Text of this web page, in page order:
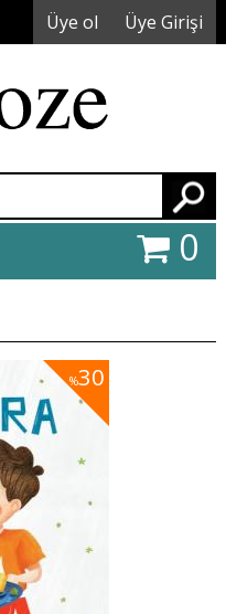
Üye ol Üye Girişi
0
%30